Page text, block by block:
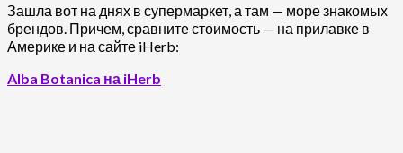
Зашла вот на днях в супермаркет, а там — море знакомых
брендов. Причем, сравните стоимость — на прилавке в
Америке и на сайте iHerb:
Alba Botanica на iHerb